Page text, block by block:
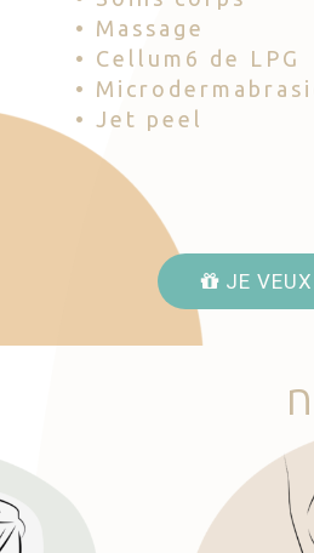
• Massage
• Cellum6 de LPG
•
• Jet peel
JE